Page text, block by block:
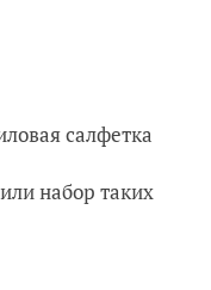
салфетка
набор таких